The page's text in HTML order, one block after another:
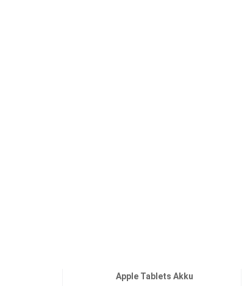
Apple Tablets Akku